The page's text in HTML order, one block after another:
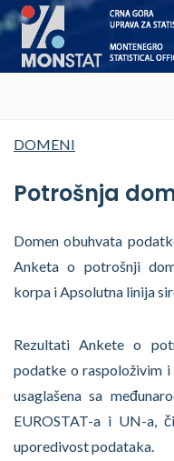
DOMENI
Potrošnja
Domen obuhvata
Anketa o potrošnji
korpa i Apsolutna linija
Rezultati Ankete o
podatke o raspoloživim
usaglašena sa
EUROSTAT-a i UN-a,
uporedivost podataka.